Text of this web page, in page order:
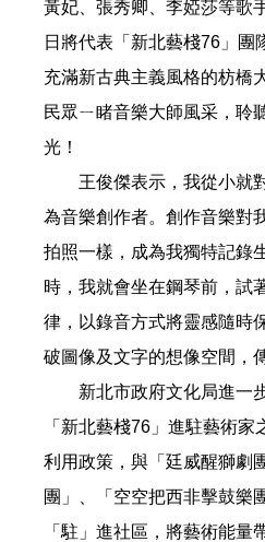
黃妃、張秀卿、李婭莎等歌
日將代表「新北藝棧76」團
充滿新古典主義風格的枋橋
民眾ㄧ睹音樂大師風采，聆
光！
王俊傑表示，我從小就
為音樂創作者。創作音樂對
拍照一樣，成為我獨特記錄
時，我就會坐在鋼琴前，試
律，以錄音方式將靈感隨時
破圖像及文字的想像空間，
新北市政府文化局進一步
「新北藝棧76」進駐藝術
利用政策，與「廷威醒獅劇
團」、「空空把西非擊鼓樂
「駐」進社區，將藝術能